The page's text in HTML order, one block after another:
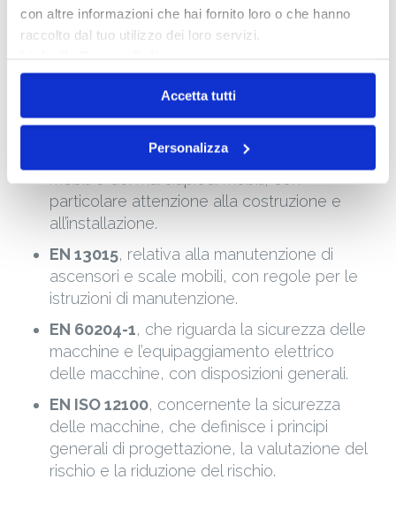
con altre informazioni che hai fornito loro o che hanno
raccolto dal tuo utilizzo dei loro servizi.
Accetta tutti
Personalizza
I marciapiedi mobili che includono una zona
di accelerazione.
All’interno della UNI EN 115 parte 2, sono inclusi
riferimenti normativi a ulteriori standard
pertinenti, tra cui:
, che tratta la sicurezza delle scale
particolare attenzione alla costruzione e
all’installazione.
EN 13015, relativa alla manutenzione di
ascensori e scale mobili, con regole per le
istruzioni di manutenzione.
EN 60204-1, che riguarda la sicurezza delle
macchine e l’equipaggiamento elettrico
delle macchine, con disposizioni generali.
EN ISO 12100, concernente la sicurezza
delle macchine, che definisce i principi
generali di progettazione, la valutazione del
rischio e la riduzione del rischio.